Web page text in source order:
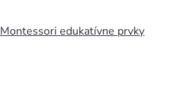
Montessori edukatívne prvky